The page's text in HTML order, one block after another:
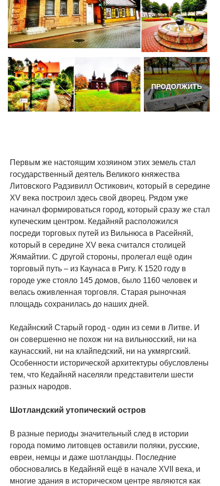
ПРОДОЛЖИТЬ
Первым же настоящим хозяином этих земель стал
государственный деятель Великого княжества
Литовского Радзивилл Остикович, который в середине
XV века построил здесь свой дворец. Рядом уже
начинал формироваться город, который сразу же стал
купеческим центром. Кедайняй расположился
посреди торговых путей из Вильнюса в Расейняй,
который в середине XV века считался столицей
Жямайтии. С другой стороны, пролегал ещё один
торговый путь – из Каунаса в Ригу. К 1520 году в
городе уже стояло 145 домов, было 1160 человек и
велась оживленная торговля. Старая рыночная
площадь сохранилась до наших дней.
Кедайнский Старый город - один из семи в Литве. И
он совершенно не похож ни на вильнюсский, ни на
каунасский, ни на клайпедский, ни на укмяргский.
Особенности исторической архитектуры обусловлены
тем, что Кедайняй населяли представители шести
разных народов.
Шотландский утопический остров
В разные периоды значительный след в истории
города помимо литовцев оставили поляки, русские,
евреи, немцы и даже шотландцы. Последние
обосновались в Кедайняй ещё в начале XVII века, и
многие здания в историческом центре являются как